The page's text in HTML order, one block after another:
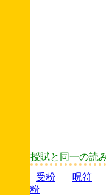
授賦と同一の読
受粉
呪符
粉